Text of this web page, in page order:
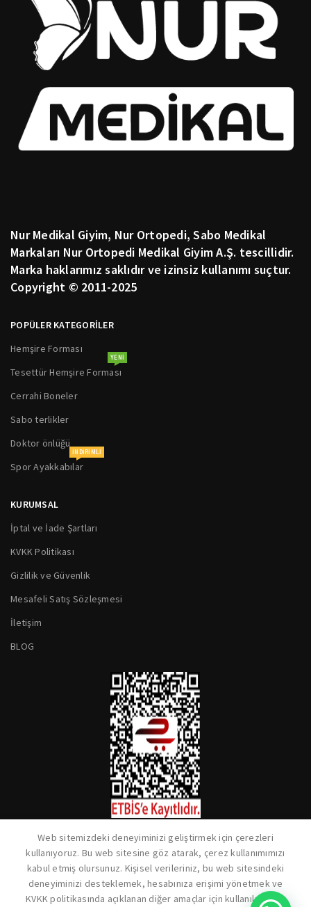
Nur Medikal Giyim, Nur Ortopedi, Sabo Medikal
Markaları Nur Ortopedi Medikal Giyim A.Ş. tescillidir.
Marka haklarımız saklıdır ve izinsiz kullanımı suçtur.
Copyright © 2011-2025
POPÜLER KATEGORİLER
Hemşire Forması
Tesettür Hemşire Forması
YENI
Cerrahi Boneler
Sabo terlikler
Doktor önlüğü
Spor Ayakkabılar
INDIRIMLI
KURUMSAL
İptal ve İade Şartları
KVKK Politikası
Gizlilik ve Güvenlik
Mesafeli Satış Sözleşmesi
İletişim
BLOG
Web sitemizdeki deneyiminizi geliştirmek için çerezleri
kullanıyoruz. Bu web sitesine göz atarak, çerez kullanımımızı
kabul etmiş olursunuz. Kişisel verileriniz, bu web sitesindeki
deneyiminizi desteklemek, hesabınıza erişimi yönetmek ve
KVKK politikasında açıklanan diğer amaçlar için kullanılacaktır.